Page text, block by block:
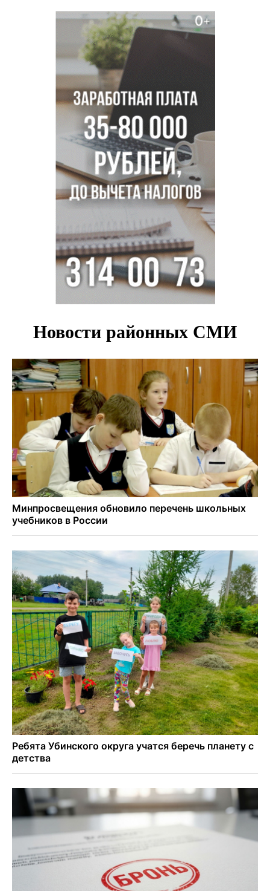
Ученики новосибирского лицея победили в
Международной олимпиаде по ИИ
Остановку электричек о.п. Радуга Сибири начали строить
в Новосибирске
Транспортная прокуратура проверит S7 после инцидента
в аэропорту Норильска